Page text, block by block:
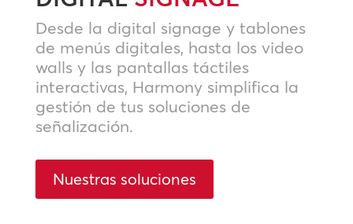
Desde la digital signage y tablones
de menús digitales, hasta los video
walls y las pantallas táctiles
interactivas, Harmony simplifica la
gestión de tus soluciones de
señalización.
Nuestras soluciones